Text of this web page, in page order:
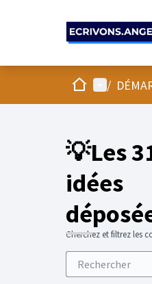
AccueilMenu
/
💡Les
idées
Cherchez et filtrez les